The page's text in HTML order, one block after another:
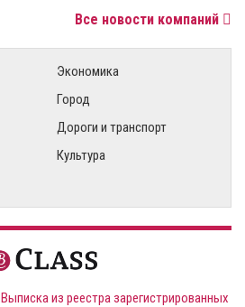
Все новости компаний
Экономика
Город
Дороги и транспорт
Культура
Выписка из реестра зарегистрированных